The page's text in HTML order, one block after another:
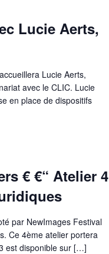
Lucie Aerts,
Lucie Aerts,
avec le CLIC. Lucie
en place de dispositifs
€ €“ Atelier 4
par NewImages Festival
Ce 4ème atelier portera
est disponible sur […]